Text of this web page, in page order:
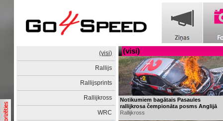
(visi)
Rallijs
Rallijsprints
Rallijkross
WRC
(visi)
Notikumiem bagātais Pasaules
rallijkrosa čempionāta posms Anglijā
Rallijkross